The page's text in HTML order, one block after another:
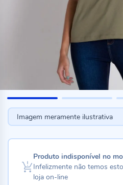
Imagem meramente ilustrativa
Produto indisponível no
Infelizmente não temos
loja on-line